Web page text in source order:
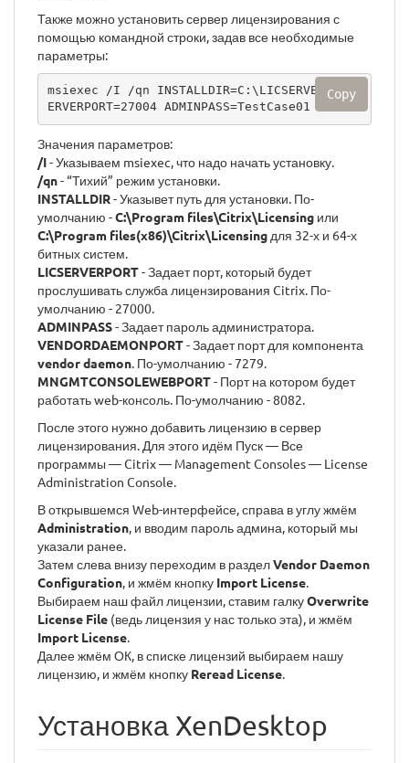
Также можно установить сервер лицензирования с
помощью командной строки, задав все необходимые
параметры:
msiexec /I /qn INSTALLDIR=C:\LICSERVER LICS
ERVERPORT=27004 ADMINPASS=TestCase01
Copy
Значения параметров:
/I- Указываем msiexec, что надо начать установку.
/qn- “Тихий” режим установки.
INSTALLDIR- Указывет путь для установки. По-
умолчанию -C:\Program files\Citrix\Licensing или
C:\Program files(x86)\Citrix\Licensing для 32-х и 64-х
битных систем.
LICSERVERPORT- Задает порт, который будет
прослушивать служба лицензирования Citrix. По-
умолчанию - 27000.
ADMINPASS- Задает пароль администратора.
VENDORDAEMONPORT- Задает порт для компонента
vendor daemon. По-умолчанию - 7279.
MNGMTCONSOLEWEBPORT- Порт на котором будет
работать web-консоль. По-умолчанию - 8082.
После этого нужно добавить лицензию в сервер
лицензирования. Для этого идём Пуск — Все
программы — Citrix — Management Consoles — License
Administration Console.
В открывшемся Web-интерфейсе, справа в углу жмём
Administration, и вводим пароль админа, который мы
указали ранее.
Затем слева внизу переходим в разделVendor Daemon
Configuration, и жмём кнопку Import License.
Выбираем наш файл лицензии, ставим галкуOverwrite
License File (ведь лицензия у нас только эта), и жмём
Import License.
Далее жмём ОК, в списке лицензий выбираем нашу
лицензию, и жмём кнопку Reread License.
Установка XenDesktop